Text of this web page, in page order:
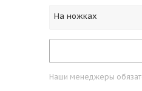
На ножках
Наши менеджеры